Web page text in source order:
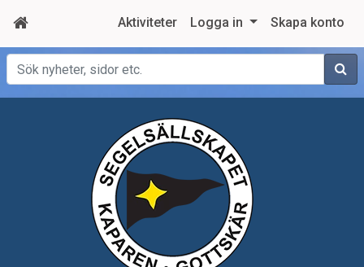
Aktiviteter Logga in Skapa konto
Sök